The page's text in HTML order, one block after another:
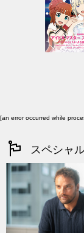
[an error occurred while
スペシャ